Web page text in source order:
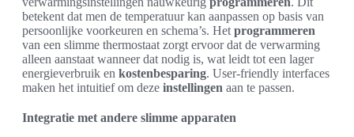
betekent dat men de temperatuur kan aanpassen op basis van
persoonlijke voorkeuren en schema’s. Het programmeren
van een slimme thermostaat zorgt ervoor dat de verwarming
alleen aanstaat wanneer dat nodig is, wat leidt tot een lager
energieverbruik en kostenbesparing. User-friendly interfaces
maken het intuitief om deze instellingen aan te passen.
Integratie met andere slimme apparaten